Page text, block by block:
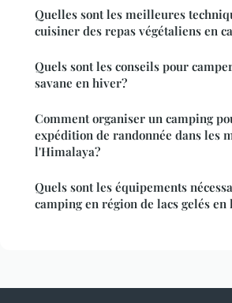
Quelles sont les meilleures
cuisiner des repas végétaliens en
Quels sont les conseils pour
savane en hiver?
Comment organiser un camping
expédition de randonnée dans les
l'Himalaya?
Quels sont les équipements
camping en région de lacs gelés en